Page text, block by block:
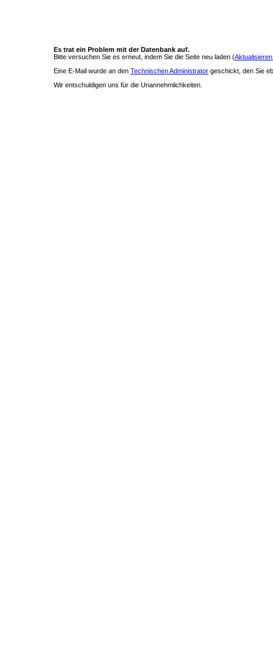
Es trat ein Problem mit der Datenbank auf.
Bitte versuchen Sie es erneut, indem Sie die Seite neu laden (
Eine E-Mail wurde an den Technischen Administrator geschickt, den Sie
Wir entschuldigen uns für die Unannehmlichkeiten.